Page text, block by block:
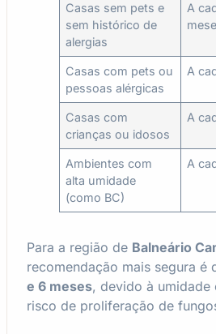
Casas sem pets e
sem histórico de
alergias
A
Casas com pets ou
pessoas alérgicas
A
Casas com
crianças ou idosos
A
Ambientes com
alta umidade
(como BC)
A
Para a região de Balneário
recomendação mais segura é
e 6 meses, devido à umidade
risco de proliferação de